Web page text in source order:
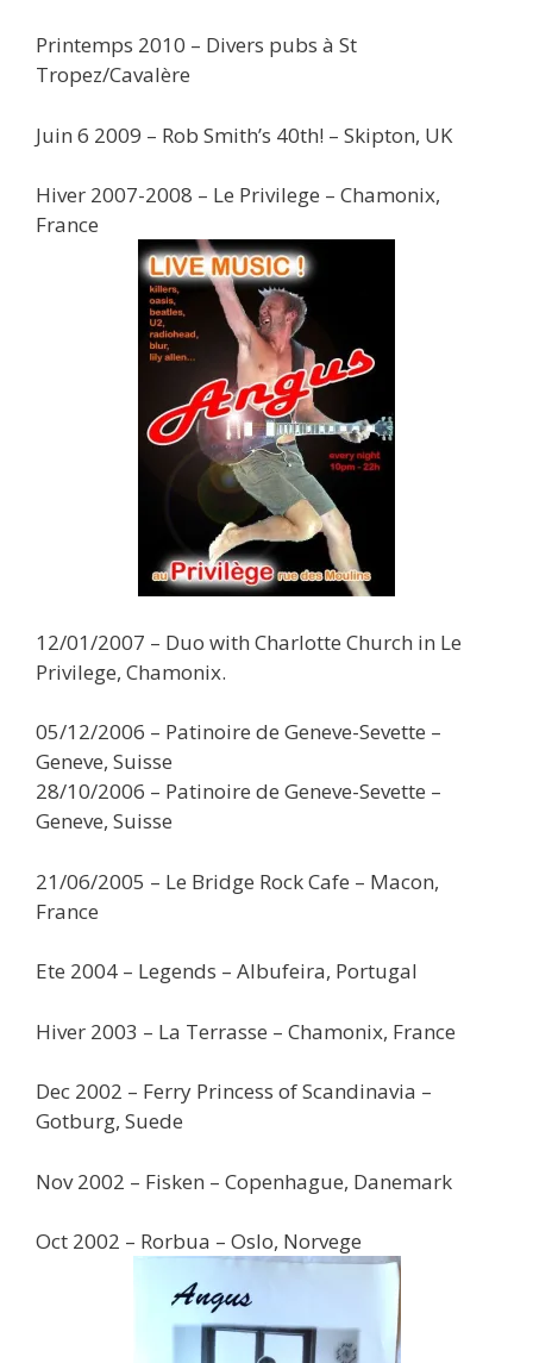
Printemps 2010 – Divers pubs à St
Tropez/Cavalère
Juin 6 2009 – Rob Smith’s 40th! – Skipton, UK
Hiver 2007-2008 – Le Privilege – Chamonix,
France
12/01/2007 – Duo with Charlotte Church in Le
Privilege, Chamonix.
05/12/2006 – Patinoire de Geneve-Sevette –
Geneve, Suisse
28/10/2006 – Patinoire de Geneve-Sevette –
Geneve, Suisse
21/06/2005 – Le Bridge Rock Cafe – Macon,
France
Ete 2004 – Legends – Albufeira, Portugal
Hiver 2003 – La Terrasse – Chamonix, France
Dec 2002 – Ferry Princess of Scandinavia –
Gotburg, Suede
Nov 2002 – Fisken – Copenhague, Danemark
Oct 2002 – Rorbua – Oslo, Norvege